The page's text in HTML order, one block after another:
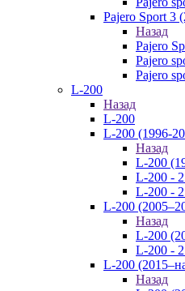
Pajero Sport 3
Назад
Pajero
Pajero
Pajero
L-200
Назад
L-200
L-200 (1996-
Назад
L-200
L-200 -
L-200 -
L-200
Назад
L-200
L-200 -
L-200
Назад